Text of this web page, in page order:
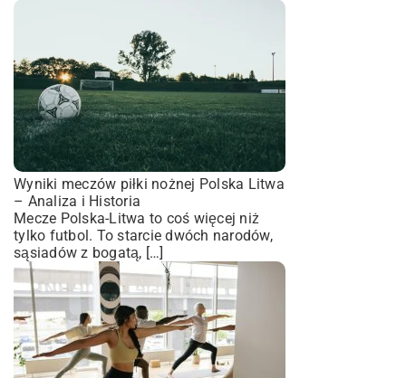
Wyniki meczów piłki nożnej Polska Litwa
– Analiza i Historia
Mecze Polska-Litwa to coś więcej niż
tylko futbol. To starcie dwóch narodów,
sąsiadów z bogatą, […]